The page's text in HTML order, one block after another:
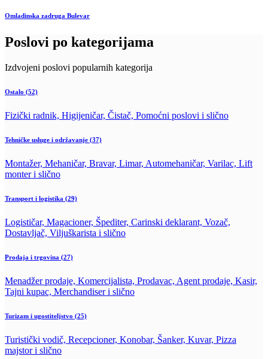
Omladinska zadruga Bulevar
Poslovi po kategorijama
Izdvojeni poslovi popularnih kategorija
Ostalo (52)
Fizički radnik, Higijeničar, Čistač, Pomoćni poslovi i slično
Tehničke usluge i održavanje (37)
Montažer, Mehaničar, Bravar, Limar, Automehaničar, Varilac, Lift
monter i slično
Transport i logistika (29)
Logističar, Magacioner, Špediter, Carinski deklarant, Vozač,
Dostavljač, Viljuškarista i slično
Prodaja i trgovina (27)
Menadžer prodaje, Komercijalista, Prodavac, Agent prodaje, Kasir,
Tajni kupac, Merchandiser i slično
Turizam i ugostiteljstvo (25)
Turistički vodič, Recepcioner, Konobar, Šanker, Kuvar, Pizza
majstor i slično